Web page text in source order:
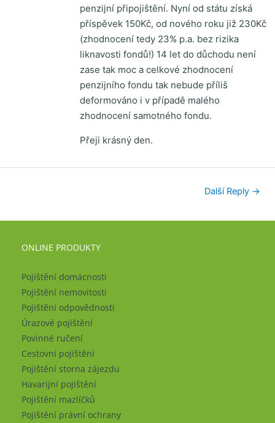
penzijní připojištění. Nyní od státu získá
příspěvek 150Kč, od nového roku již 230Kč
(zhodnocení tedy 23% p.a. bez rizika
liknavosti fondů!) 14 let do důchodu není
zase tak moc a celkové zhodnocení
penzijního fondu tak nebude příliš
deformováno i v případě malého
zhodnocení samotného fondu.
Přeji krásný den.
Další Reply →
ONLINE PRODUKTY
Pojištění domácnosti
Pojištění nemovitosti
Pojištění odpovědnosti
Úrazové pojištění
Povinné ručení
Cestovní pojištění
Pojištění storna zájezdu
Havarijní pojištění
Pojištění mazlíčků
Pojištění právní ochrany